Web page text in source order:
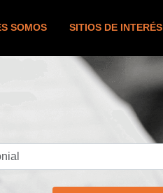
SOMOS SITIOS DE INTERÉS